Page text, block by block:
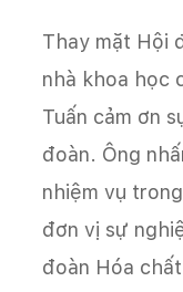
Thay mặt Hội
nhà khoa học
Tuấn cảm ơn
đoàn. Ông
nhiệm vụ
đơn vị sự
đoàn Hóa